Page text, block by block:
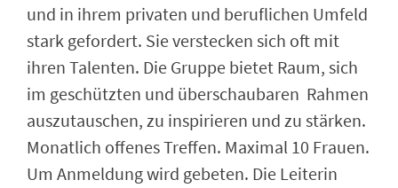
und in ihrem privaten und beruflichen Umfeld
stark gefordert. Sie verstecken sich oft mit
ihren Talenten. Die Gruppe bietet Raum, sich
im geschützten und überschaubaren Rahmen
auszutauschen, zu inspirieren und zu stärken.
Monatlich offenes Treffen. Maximal 10 Frauen.
Um Anmeldung wird gebeten. Die Leiterin